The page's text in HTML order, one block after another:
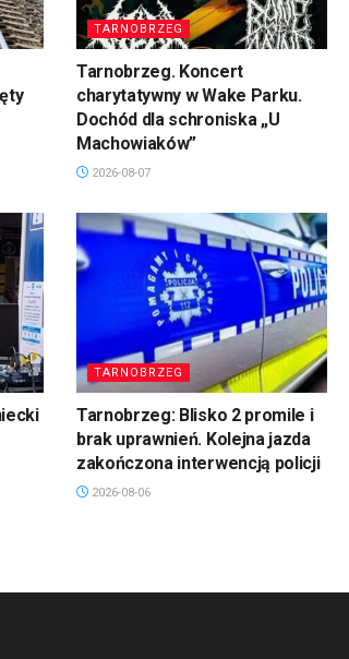
TARNOBRZEG
Tarnobrzeg. Koncert
charytatywny w Wake Parku.
Dochód dla schroniska „U
Machowiaków”
2026-08-07
TARNOBRZEG
Tarnobrzeg: Blisko 2 promile i
brak uprawnień. Kolejna jazda
zakończona interwencją policji
2026-08-06